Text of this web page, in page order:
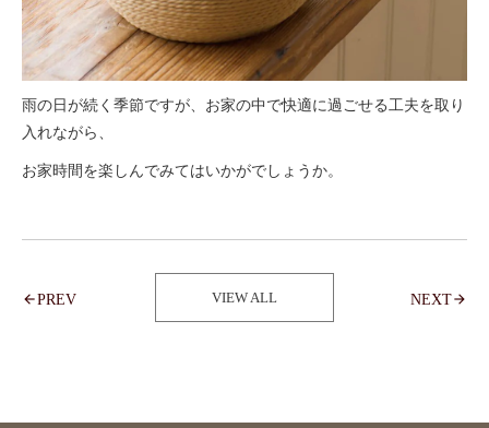
雨の日が続く季節ですが、お家の中で快適に過ごせる工夫を取り
入れながら、
お家時間を楽しんでみてはいかがでしょうか。
PREV VIEW ALL NEXT